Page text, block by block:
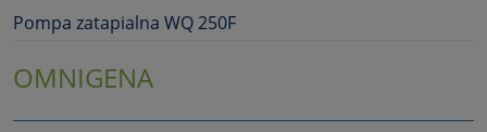
Pompa zatapialna WQ 250F
OMNIGENA